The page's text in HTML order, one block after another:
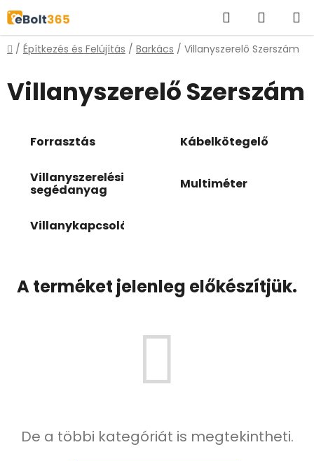
Ugrás
fő
tartalomhoz
KeresésKOSÁR
Kezdőlap
/ Építkezés és Felújítás / Barkács / Villanyszerelő Szerszám
Villanyszerelő Szerszám
Forrasztás Kábelkötegelő
Villanyszerelési
segédanyag Multiméter
Villanykapcsoló
A terméket jelenleg előkészítjük.
De a többi kategóriát is megtekintheti.